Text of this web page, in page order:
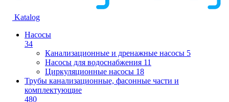
Katalog
Насосы
34
Канализационные и дренажные насосы 5
Насосы для водоснабжения 11
Циркуляционные насосы 18
Трубы канализационные, фасонные части и
комплектующие
480